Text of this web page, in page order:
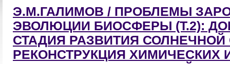
Э.М.ГАЛИМОВ / ПРОБЛЕМЫ
ЭВОЛЮЦИИ БИОСФЕРЫ (Т.2):
СТАДИЯ РАЗВИТИЯ
РЕКОНСТРУКЦИЯ ХИМИЧЕСКИХ